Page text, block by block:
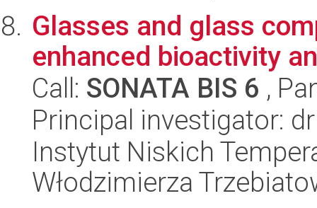
Glasses and glass
enhanced bioactivity
Call: SONATA BIS 6 ,
Principal investigator:
Instytut Niskich
Włodzimierza